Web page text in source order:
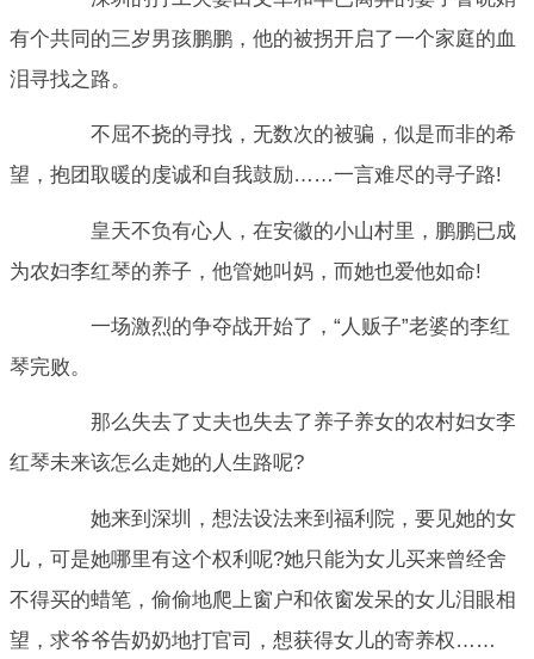
有个共同的三岁男孩鹏鹏，他的被拐开启了一个家庭的血
泪寻找之路。
不屈不挠的寻找，无数次的被骗，似是而非的希
望，抱团取暖的虔诚和自我鼓励……一言难尽的寻子路!
皇天不负有心人，在安徽的小山村里，鹏鹏已成
为农妇李红琴的养子，他管她叫妈，而她也爱他如命!
一场激烈的争夺战开始了，“人贩子”老婆的李红
琴完败。
那么失去了丈夫也失去了养子养女的农村妇女李
红琴未来该怎么走她的人生路呢?
她来到深圳，想法设法来到福利院，要见她的女
儿，可是她哪里有这个权利呢?她只能为女儿买来曾经舍
不得买的蜡笔，偷偷地爬上窗户和依窗发呆的女儿泪眼相
望，求爷爷告奶奶地打官司，想获得女儿的寄养权……